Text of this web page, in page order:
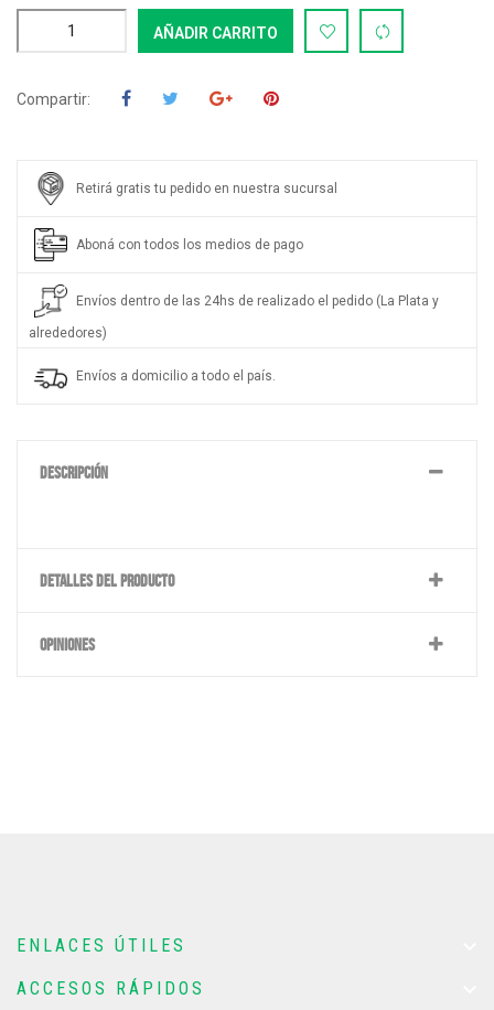
AÑADIR CARRITO
Compartir:
Retirá gratis tu pedido en nuestra sucursal
Aboná con todos los medios de pago
Envíos dentro de las 24hs de realizado el pedido (La Plata y
alrededores)
Envíos a domicilio a todo el país.
DESCRIPCIÓN
DETALLES DEL PRODUCTO
OPINIONES
ENLACES ÚTILES
ACCESOS RÁPIDOS